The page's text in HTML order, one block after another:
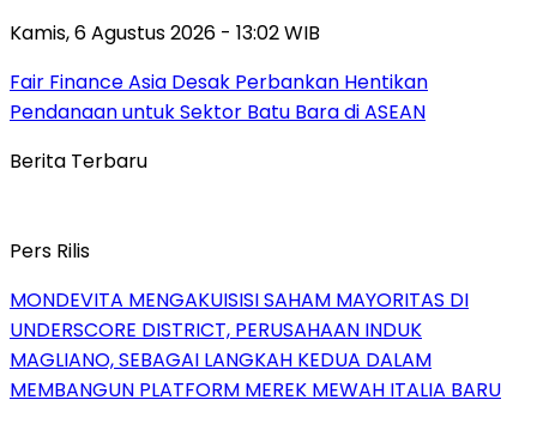
Kamis, 6 Agustus 2026 - 13:02 WIB
Fair Finance Asia Desak Perbankan Hentikan
Pendanaan untuk Sektor Batu Bara di ASEAN
Berita Terbaru
Pers Rilis
MONDEVITA MENGAKUISISI SAHAM MAYORITAS DI
UNDERSCORE DISTRICT, PERUSAHAAN INDUK
MAGLIANO, SEBAGAI LANGKAH KEDUA DALAM
MEMBANGUN PLATFORM MEREK MEWAH ITALIA BARU